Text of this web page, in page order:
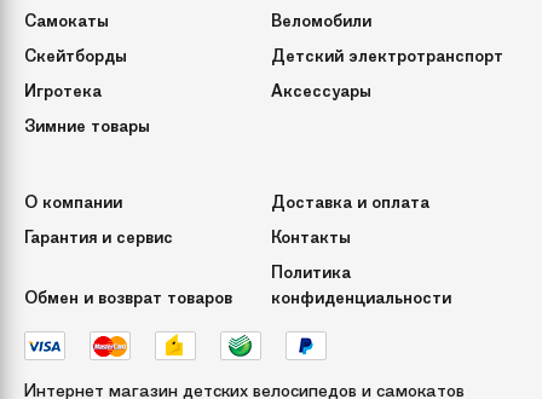
Самокаты
Веломобили
Скейтборды
Детский электротранспорт
Игротека
Аксессуары
Зимние товары
О компании
Доставка и оплата
Гарантия и сервис
Контакты
Обмен и возврат товаров
Политика
конфиденциальности
Интернет магазин детских велосипедов и самокатов